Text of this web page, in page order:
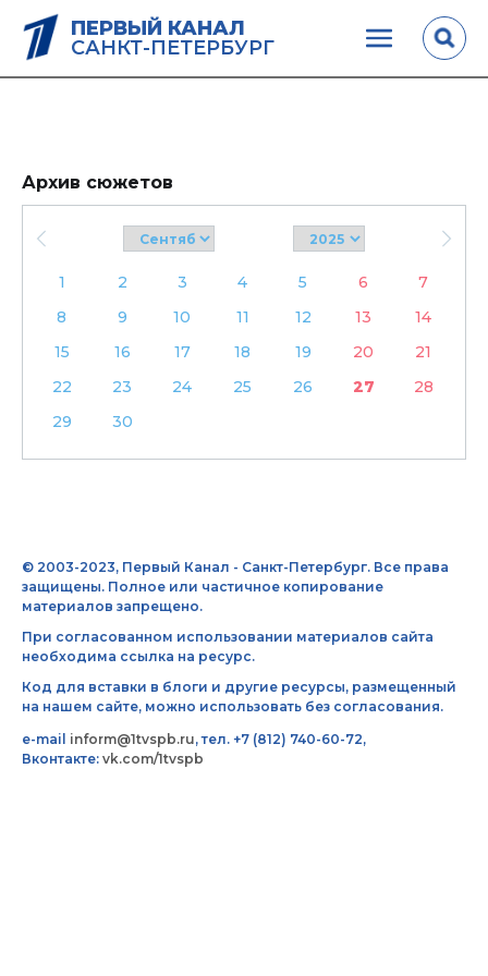
ПЕРВЫЙ КАНАЛ
САНКТ-ПЕТЕРБУРГ
Архив сюжетов
1 2 3 4 5 6
7
8
9 10 11 12 13
14
15
16 17 18 19 20
21
22
23 24 25 26 27
28
29
30
© 2003-2023, Первый Канал - Санкт-Петербург. Все права
защищены. Полное или частичное копирование
материалов запрещено.
При согласованном использовании материалов сайта
необходима ссылка на ресурс.
Код для вставки в блоги и другие ресурсы, размещенный
на нашем сайте, можно использовать без согласования.
e-mail inform@1tvspb.ru, тел. +7 (812) 740-60-72,
Вконтакте: vk.com/1tvspb